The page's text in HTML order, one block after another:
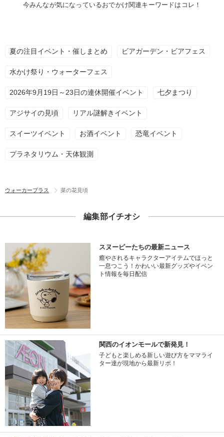
今みんなが気になっているおでかけ関連キーワードはコレ！
夏の注目イベント・催しまとめ ビアガーデン・ビアフェス
水かけ祭り・ウォーターフェス
2026年9月19日～23日の連休開催イベント 七夕まつり
アジサイの見頃 リアル謎解きイベント
スイーツイベント お酒イベント 恐竜イベント
プラネタリウム・天体観測
ウォーカープラス 菜の花見頃
編集部イチオシ
スヌーピーたちの最新ニュース
癒やされるキャラクターアイテムでほっと
一息つこう！かわいい最新グッズやイベン
ト情報を毎日配信
関西のイオンモールで新発見！
子どもと楽しめる新しい遊び方をママライ
ター達が現地から最新リポ！